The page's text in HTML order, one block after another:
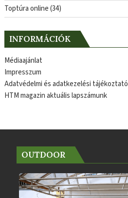
Toptúra online(34)
INFORMÁCIÓK
Médiaajánlat
Impresszum
Adatvédelmi és adatkezelési tájékoztató
HTM magazin aktuális lapszámunk
OUTDOOR